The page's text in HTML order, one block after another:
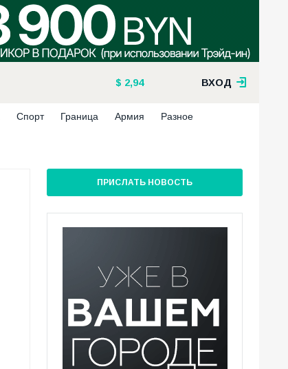
2,94 ВХОД
Спорт Граница Армия Разное
ПРИСЛАТЬ НОВОСТЬ